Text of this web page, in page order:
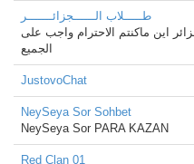
طـــــلاب الــــــجزائـــــــر
اين ماكنتم الاحترام واجب على
الجميع
JustovoChat
NeySeya Sor Sohbet
NeySeya Sor PARA KAZAN
Red Clan 01